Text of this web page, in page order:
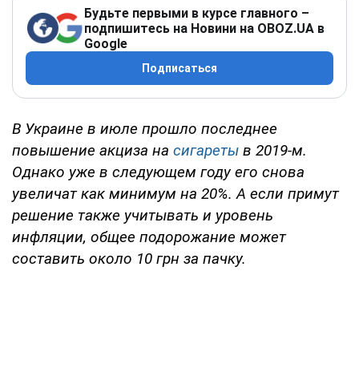
Будьте первыми в курсе главного –
подпишитесь на Новини на OBOZ.UA в
Google
Подписаться
В Украине в июле прошло последнее
повышение акциза на сигареты в 2019-м.
Однако уже в следующем году его снова
увеличат как минимум на 20%. А если примут
решение также учитывать и уровень
инфляции, общее подорожание может
составить около 10 грн за пачку.